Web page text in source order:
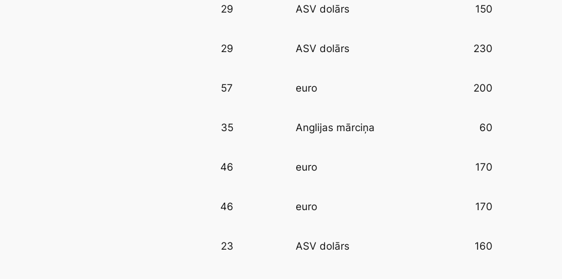
29 ASV dolārs 150
29 ASV dolārs 230
57 euro 200
35 Anglijas mārciņa 60
46 euro 170
46 euro 170
23 ASV dolārs 160